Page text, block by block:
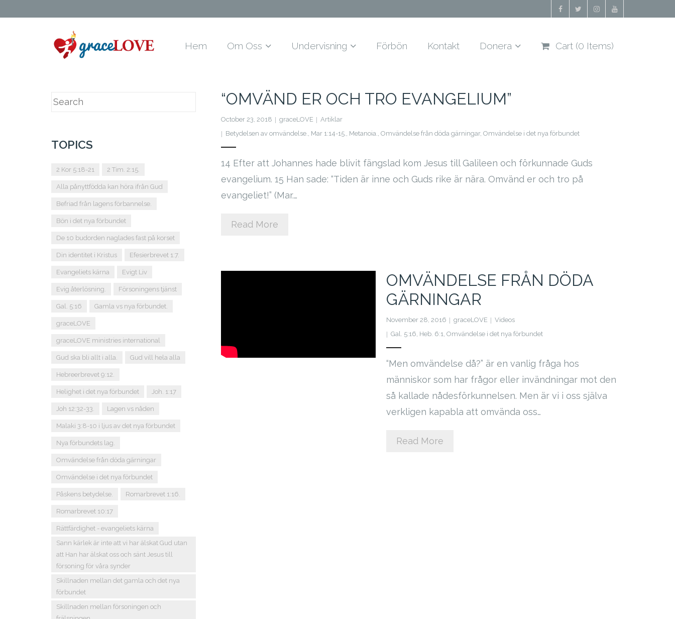
Hem Om Oss Undervisning Förbön Kontakt Donera Cart (0 Items)
“OMVÄND ER OCH TRO EVANGELIUM”
October 23, 2018 graceLOVE
Artiklar
Betydelsen av omvändelse., Mar 1:14-15., Metanoia., Omvändelse från döda gärningar, Omvändelse i det nya förbundet
14 Efter att Johannes hade blivit fängslad kom Jesus till Galileen och förkunnade Guds
evangelium. 15 Han sade: “Tiden är inne och Guds rike är nära. Omvänd er och tro på
evangeliet!” (Mar.…
Read More
OMVÄNDELSE FRÅN DÖDA
GÄRNINGAR
November 28, 2016 graceLOVE
Videos
Gal. 5:16, Heb. 6:1,Omvändelse i det nya förbundet
“Men omvändelse då?” är en vanlig fråga hos
människor som har frågor eller invändningar mot den
så kallade nådesförkunnelsen. Men är vi i oss själva
verkligen kapabla att omvända oss…
Read More
TOPICS
2 Kor 5:18-21 2 Tim. 2:15.
Alla pånyttfödda kan höra ifrån Gud
Befriad från lagens förbannelse.
Bön i det nya förbundet
De 10 budorden naglades fast på korset
Din identitet i Kristus Efesierbrevet 1:7.
Evangeliets kärna Evigt Liv
Evig återlösning. Försoningens tjänst
Gal. 5:16 Gamla vs nya förbundet.
graceLOVE
graceLOVE ministries international
Gud ska bli allt i alla. Gud vill hela alla
Hebreerbrevet 9:12.
Helighet i det nya förbundet Joh. 1:17
Joh 12:32-33. Lagen vs nåden
Malaki 3:8-10 i ljus av det nya förbundet
Nya förbundets lag.
Omvändelse från döda gärningar
Omvändelse i det nya förbundet
Påskens betydelse. Romarbrevet 1:16.
Romarbrevet 10:17
Rättfärdighet - evangeliets kärna
Sann kärlek är inte att vi har älskat Gud utan
att Han har älskat oss och sänt Jesus till
försoning för våra synder
Skillnaden mellan det gamla och det nya
förbundet
Skillnaden mellan försoningen och